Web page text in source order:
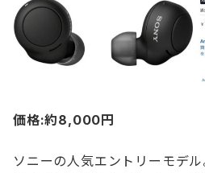
価格:約8,000円
ソニーの人気エントリーモデ